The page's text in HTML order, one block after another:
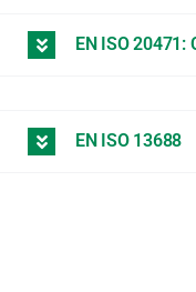
EN ISO 20471:
EN ISO 13688